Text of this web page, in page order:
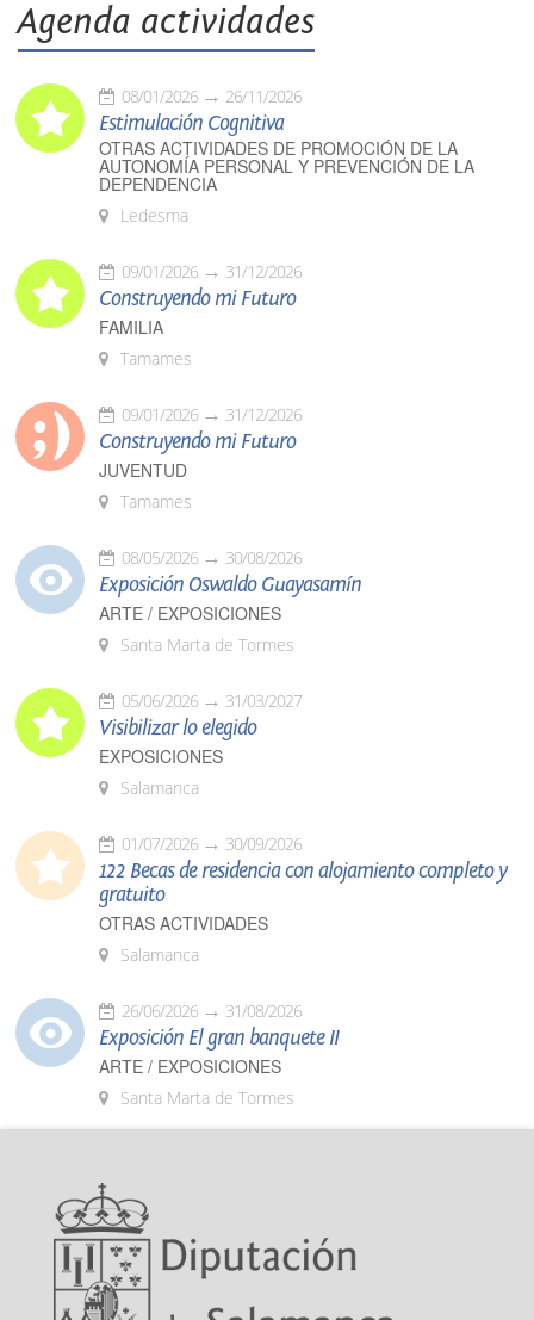
Agenda actividades
08/01/2026 26/11/2026
Estimulación Cognitiva
OTRAS ACTIVIDADES DE PROMOCIÓN DE LA
AUTONOMÍA PERSONAL Y PREVENCIÓN DE LA
DEPENDENCIA
Ledesma
09/01/2026 31/12/2026
Construyendo mi Futuro
FAMILIA
Tamames
09/01/2026 31/12/2026
Construyendo mi Futuro
JUVENTUD
Tamames
08/05/2026 30/08/2026
Exposición Oswaldo Guayasamín
ARTE / EXPOSICIONES
Santa Marta de Tormes
05/06/2026 31/03/2027
Visibilizar lo elegido
EXPOSICIONES
Salamanca
01/07/2026 30/09/2026
122 Becas de residencia con alojamiento completo y
gratuito
OTRAS ACTIVIDADES
Salamanca
26/06/2026 31/08/2026
Exposición El gran banquete II
ARTE / EXPOSICIONES
Santa Marta de Tormes